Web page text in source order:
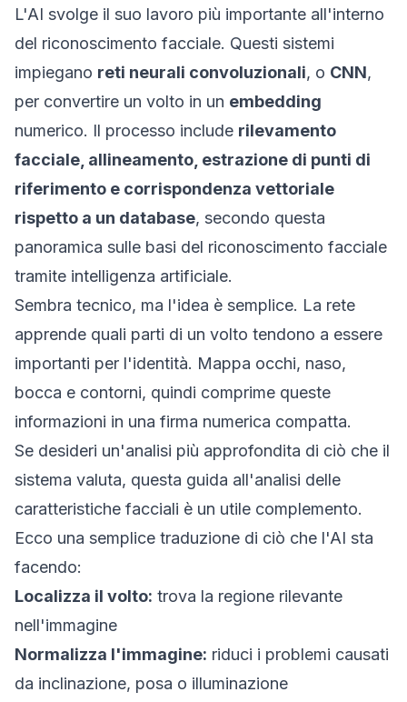
L'AI svolge il suo lavoro più importante all'interno
del riconoscimento facciale. Questi sistemi
impiegano reti neurali convoluzionali, o CNN,
per convertire un volto in un embedding
numerico. Il processo include rilevamento
facciale, allineamento, estrazione di punti di
riferimento e corrispondenza vettoriale
rispetto a un database, secondo questa
panoramica sulle basi del riconoscimento facciale
tramite intelligenza artificiale.
Sembra tecnico, ma l'idea è semplice. La rete
apprende quali parti di un volto tendono a essere
importanti per l'identità. Mappa occhi, naso,
bocca e contorni, quindi comprime queste
informazioni in una firma numerica compatta.
Se desideri un'analisi più approfondita di ciò che il
sistema valuta, questa guida all'analisi delle
caratteristiche facciali è un utile complemento.
Ecco una semplice traduzione di ciò che l'AI sta
facendo:
Localizza il volto: trova la regione rilevante
nell'immagine
Normalizza l'immagine: riduci i problemi causati
da inclinazione, posa o illuminazione